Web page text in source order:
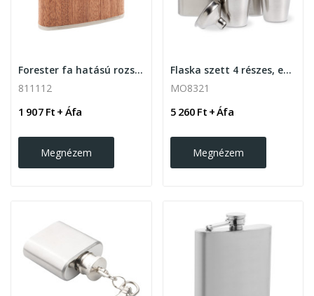
Forester fa hatású rozsdamentes acél flaska 170 ml
811112
1 907 Ft + Áfa
Megnézem
Flaska szett 4 részes, ezüst
MO8321
5 260 Ft + Áfa
Megnézem